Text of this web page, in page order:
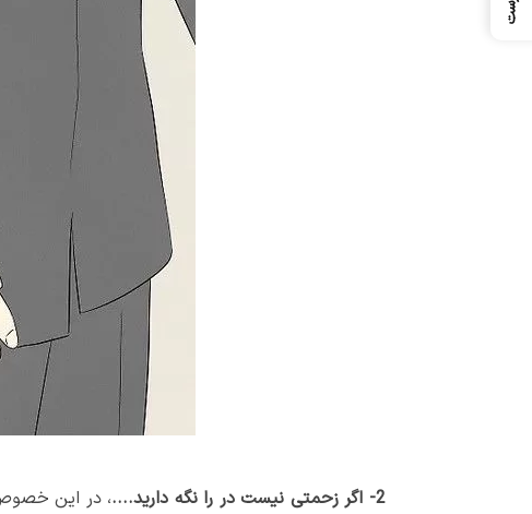
2- اگر زحمتی نیست در را نگه دارید....
، در این